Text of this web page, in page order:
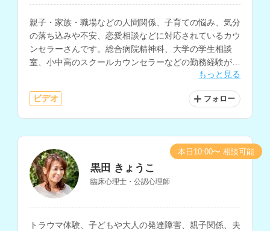
親子・家族・職場などの人間関係、子育ての悩み、気分
の落ち込みや不安、恋愛相談などに対応されているカウ
ンセラーさんです。総合病院精神科、大学の学生相談
室、小中高のスクールカウンセラーなどの勤務経験があ
り、子育てスキルやストレスマネジメントの技法を豊富
もっと見る
ビデオ フォロー
黒田 きょうこ
臨床心理士・公認心理師
トラウマ体験、子どもや大人の発達障害、親子関係、夫
本日10:00〜 相談可能